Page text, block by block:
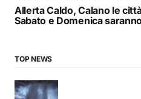
Allerta Caldo, Calano le
Sabato e Domenica
TOP NEWS